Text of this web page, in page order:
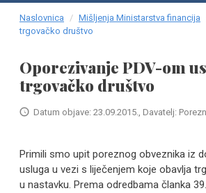
Naslovnica Mišljenja Ministarstva financija
trgovačko društvo
Oporezivanje PDV-om
trgovačko društvo
Datum objave: 23.09.2015., Davatelj:
Primili smo upit poreznog obveznika iz
usluga u vezi s liječenjem koje obavlja
u nastavku. Prema odredbama članka